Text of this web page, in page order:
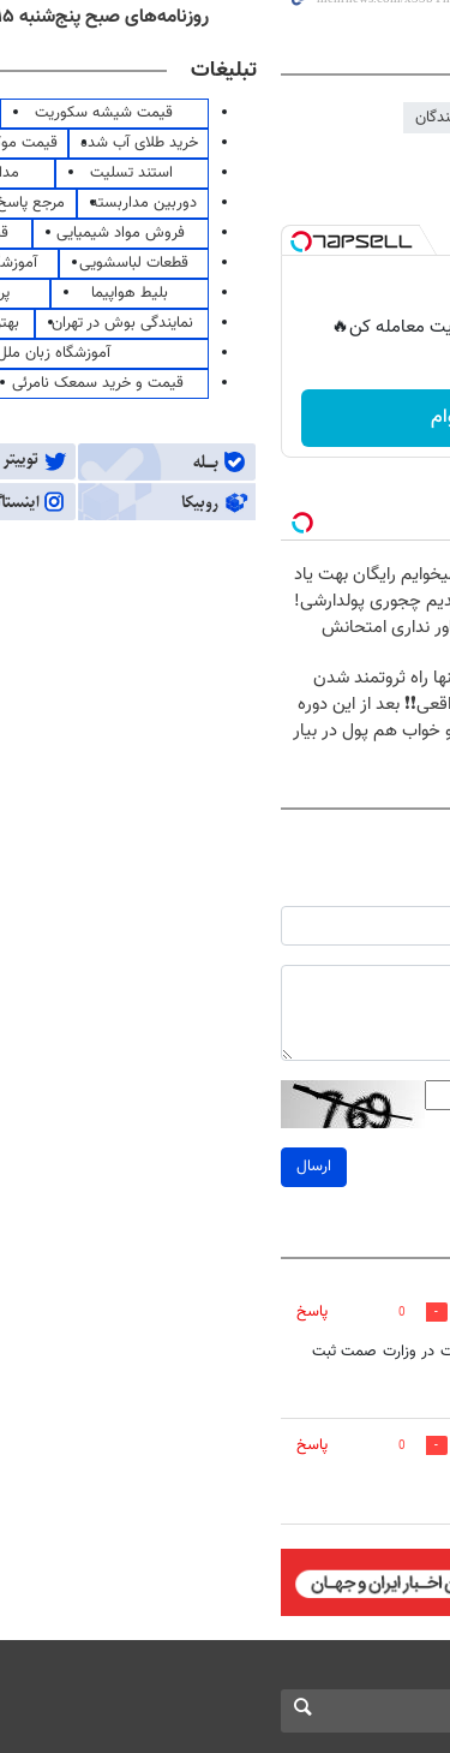
معامله کن🔥
رایگان بهت یاد
چجوری پولدارشی!
نداری امتحانش
راه ثروتمند شدن
بعد از این دوره
خواب هم پول در بیار
ارسال
0
پاسخ
در وزارت صمت ثبت
0
پاسخ
روزنامه‌های صبح پنج‌شنبه ۱۵ مرداد ۱۴۰۵
تبلیغات
قیمت شیشه سکوریت
خرید طلای آب شده
قیمت
استند تسلیت
دوربین مداربسته
مرجع
فروش مواد شیمیایی
قطعات لباسشویی
بلیط هواپیما
نمایندگی بوش در تهران
آموزشگاه زبان
قیمت و خرید سمعک نامرئی